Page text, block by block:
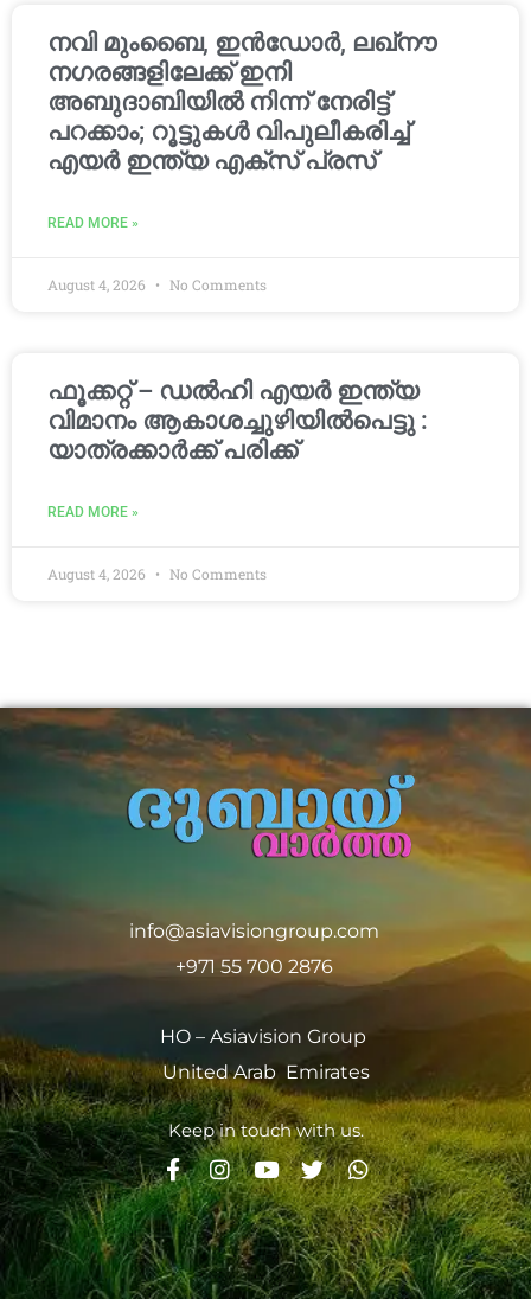
നവി മുംബൈ, ഇൻഡോർ, ലഖ്നൗ
നഗരങ്ങളിലേക്ക് ഇനി
അബുദാബിയിൽ നിന്ന് നേരിട്ട്
പറക്കാം; റൂട്ടുകൾ വിപുലീകരിച്ച്
എയർ ഇന്ത്യ എക്സ് പ്രസ്
READ MORE »
August 4, 2026 No Comments
ഫൂക്കറ്റ് – ഡൽഹി എയര്‍ ഇന്ത്യ
വിമാനം ആകാശച്ചുഴിയില്‍പെട്ടു :
യാത്രക്കാര്‍ക്ക് പരിക്ക്
READ MORE »
August 4, 2026 No Comments
info@asiavisiongroup.com
+971 55 700 2876
HO – Asiavision Group
United Arab Emirates
Keep in touch with us.